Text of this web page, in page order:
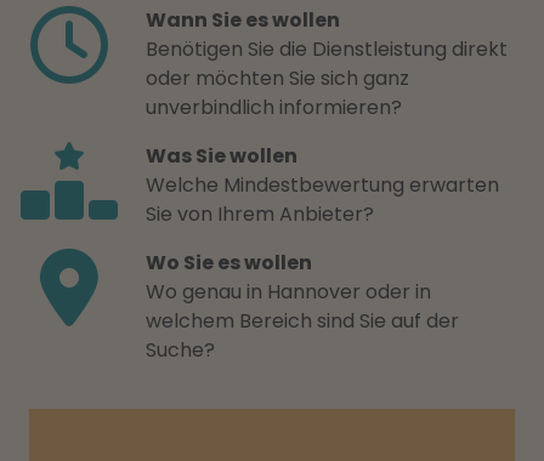
Wann Sie es wollen
Benötigen Sie die Dienstleistung direkt
oder möchten Sie sich ganz
unverbindlich informieren?
Was Sie wollen
Welche Mindestbewertung erwarten
Sie von Ihrem Anbieter?
Wo Sie es wollen
Wo genau in Hannover oder in
welchem Bereich sind Sie auf der
Suche?